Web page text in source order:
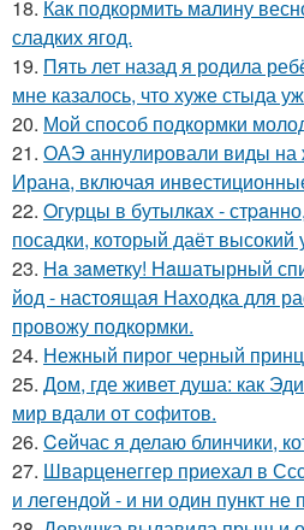
18. Как подкормить малину
сладких ягод.
19. Пять лет назад я родила
мне казалось, что хуже стыда
20. Мой способ подкормки
21. ОАЭ аннулировали виды на
Ирана, включая
22. Oгурцы в бутылках -
посадки, который даёт высокий
23. Ha зaметку! Нaшатырный
йод - настоящая Находка для
провожу подкормки.
24. Нежный пирог черный
25. Дом, где живет душа: как
мир вдали от софитов.
26. Ceйчас я делаю блинчики,
27. Шварценеггер приехал в
и легендой - и ни один пункт не